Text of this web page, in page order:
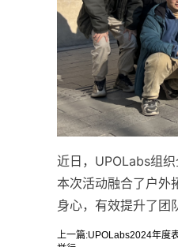
近日，UPOLabs组
本次活动融合了户外
身心，有效提升了团
上一篇:UPOLabs2024年度